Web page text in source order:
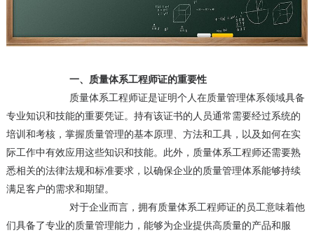
一、质量体系工程师证的重要性
质量体系工程师证是证明个人在质量管理体系领域具备
专业知识和技能的重要凭证。持有该证书的人员通常需要经过系统的
培训和考核，掌握质量管理的基本原理、方法和工具，以及如何在实
际工作中有效应用这些知识和技能。此外，质量体系工程师还需要熟
悉相关的法律法规和标准要求，以确保企业的质量管理体系能够持续
满足客户的需求和期望。
对于企业而言，拥有质量体系工程师证的员工意味着他
们具备了专业的质量管理能力，能够为企业提供高质量的产品和服